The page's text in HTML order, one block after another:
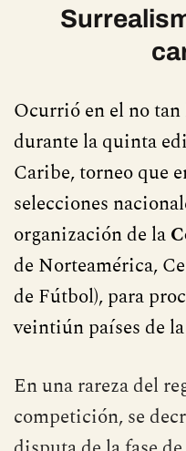
Ocurrió en el no
durante la quinta
Caribe, torneo que
selecciones
organización de la
de Norteamérica,
de Fútbol), para
veintiún países de
En una rareza del
competición, se